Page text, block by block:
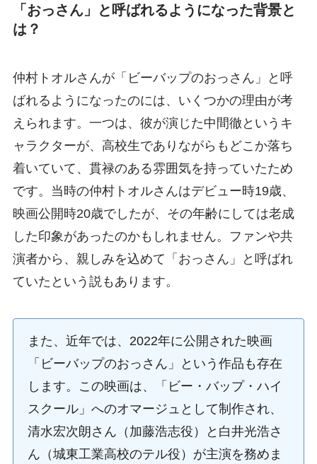
「おっさん」と呼ばれるようになった背景と
は？
仲村トオルさんが「ビーバップのおっさん」と呼
ばれるようになったのには、いくつかの理由が考
えられます。一つは、彼が演じた中間徹というキ
ャラクターが、高校生でありながらもどこか落ち
着いていて、貫禄のある雰囲気を持っていたため
です。当時の仲村トオルさんはデビュー時19歳、
映画公開時20歳でしたが、その年齢にしては老成
した印象があったのかもしれません。ファンや共
演者から、親しみを込めて「おっさん」と呼ばれ
ていたという説もあります。
また、近年では、2022年に公開された映画
「ビーバップのおっさん」という作品も存在
します。この映画は、「ビー・バップ・ハイ
スクール」へのオマージュとして制作され、
清水宏次朗さん（加藤浩志役）と白井光浩さ
ん（城東工業高校のテル役）が主演を務めま